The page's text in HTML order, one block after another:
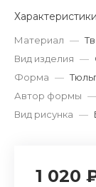
Характеристики
Материал —
Вид изделия —
Форма —
Автор формы —
Вид рисунка —
1 020